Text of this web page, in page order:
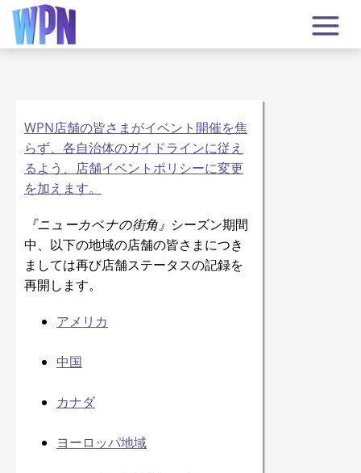
WPN店舗の皆さまがイベント開催を焦
らず、各自治体のガイドラインに従え
るよう、店舗イベントポリシーに変更
を加えます。
『ニューカペナの街角』 シーズン期間
中、以下の地域の店舗の皆さまにつき
ましては再び店舗ステータスの記録を
再開します。
アメリカ
中国
カナダ
ヨーロッパ地域